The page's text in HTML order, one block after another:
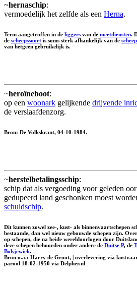
~hernaschip:
vermoedelijk het zelfde als een Herna.
Term aangetroffen in de liggers van de meetdiensten.
de scheepssoort is soms sterk afhankelijk van de
van hetgeen gebruikelijk is.
~heroïneboot:
op een woonark gelijkende drijvende
de verslaafdenzorg.
Bron: De Volkskrant, 04-10-1984.
~herstelbetalingsschip:
schip dat als vergoeding voor geleden
gedupeerd land geschonken moest
schuldschip.
Dit kunnen zowel zee-, kust- als binnenvaartschepen
bestaande, dan wel nieuw gebouwde schepen zijn.
op schepen, die na beide wereldoorlogen door
deze schepen behoorden onder andere de Duitse P, de
Bolsjewiek.
Bron o.a.: Harry de Groot, | overlevering via
parool 18-02-1950 via Delpher.nl